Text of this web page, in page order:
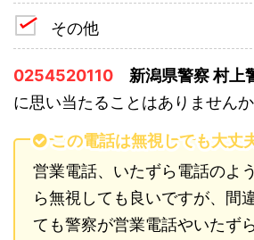
その他
0254520110 新潟県警察 村上
に思い当たることはありませんか
この電話は無視しても大丈
営業電話、いたずら電話のよ
ら無視しても良いですが、間
ても警察が営業電話やいたず